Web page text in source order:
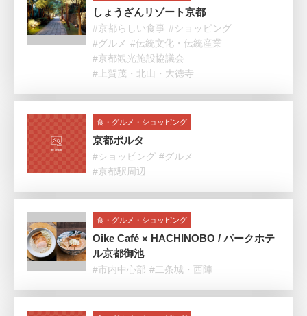
しょうざんリゾート京都
#京都らしい食事 #ショッピング
#グルメ #伝統文化・伝統産業
#京都観光施設協議会
#上賀茂・北山・大徳寺
食・グルメ・ショッピング
京都ポルタ
#ショッピング #グルメ
#京都駅周辺
食・グルメ・ショッピング
Oike Café × HACHINOBO / パークホテ
ル京都御池
#市内中心部 #二条城・西陣